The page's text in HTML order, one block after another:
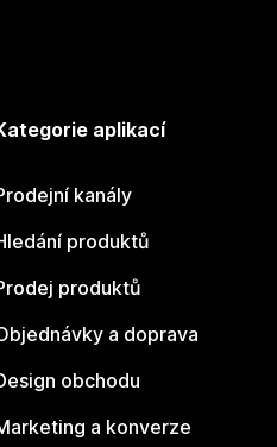
aplikací
kanály
produktů
produktů
a doprava
obchodu
a konverze